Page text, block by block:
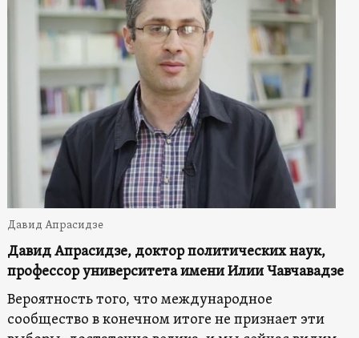
Давид Апрасидзе
Давид Апрасидзе, доктор политических наук,
профессор университета имени ИлииЧавчавадзе
Вероятность того, что международное
сообщество в конечном итоге не признает эти